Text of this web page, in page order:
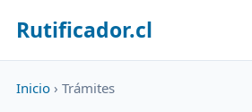
Rutificador.cl
Inicio › Trámites